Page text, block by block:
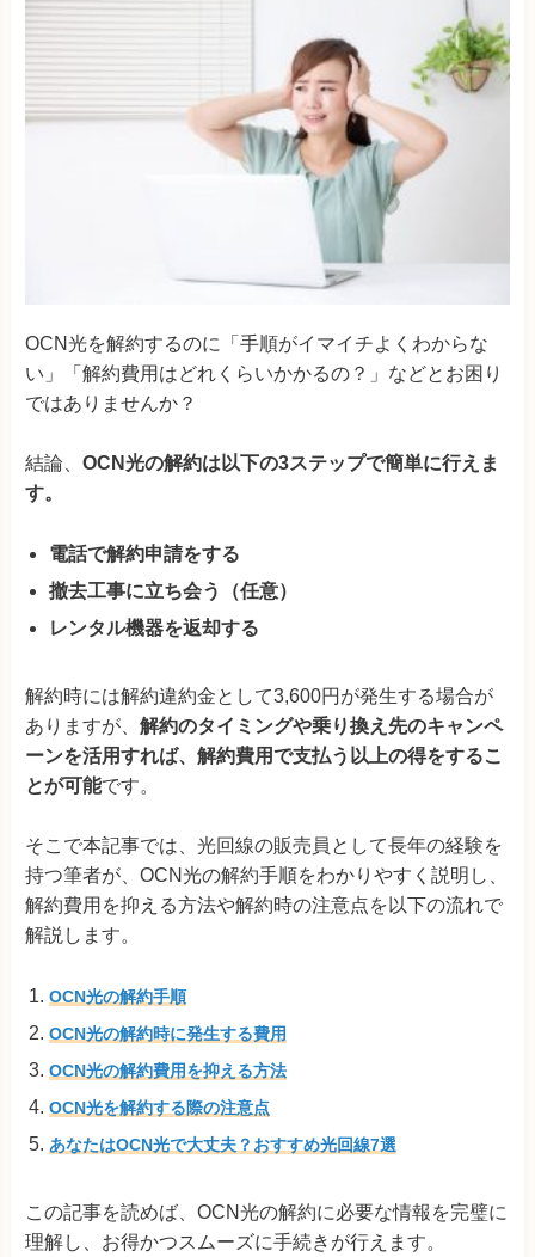
OCN光を解約するのに「手順がイマイチよくわからな
い」「解約費用はどれくらいかかるの？」などとお困り
ではありませんか？
結論、 OCN光の解約は以下の3ステップで簡単に行えま
す。
電話で解約申請をする
撤去工事に立ち会う（任意）
レンタル機器を返却する
解約時には解約違約金として3,600円が発生する場合が
ありますが、 解約のタイミングや乗り換え先のキャンペ
ーンを活用すれば、解約費用で支払う以上の得をするこ
とが可能です。
そこで本記事では、光回線の販売員として長年の経験を
持つ筆者が、OCN光の解約手順をわかりやすく説明し、
解約費用を抑える方法や解約時の注意点を以下の流れで
解説します。
OCN光の解約手順
OCN光の解約時に発生する費用
OCN光の解約費用を抑える方法
OCN光を解約する際の注意点
あなたはOCN光で大丈夫？おすすめ光回線7選
この記事を読めば、OCN光の解約に必要な情報を完璧に
理解し、お得かつスムーズに手続きが行えます。